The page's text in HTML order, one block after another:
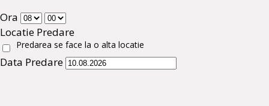
Ora
Locatie Predare
Predarea se face la o alta locatie
Data Predare